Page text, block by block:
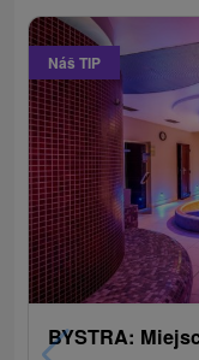
Náš TIP
BYSTRA: